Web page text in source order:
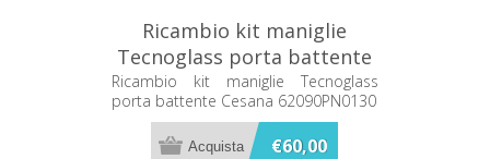
Ricambio kit maniglie
Tecnoglass porta battente
Cesana 62090PN0130
Ricambio kit maniglie Tecnoglass
porta battente Cesana 62090PN0130
€60,00